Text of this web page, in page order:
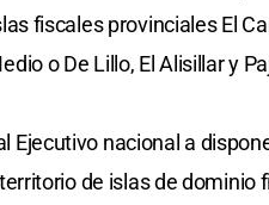
fiscales provinciales El
o De Lillo, El Alisillar y
Ejecutivo nacional a
de islas de dominio